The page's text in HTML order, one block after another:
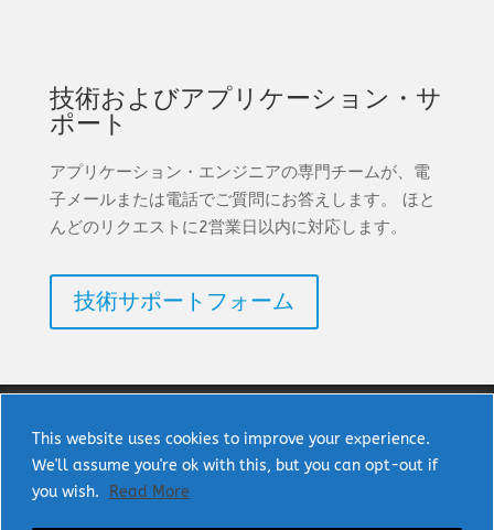
This website uses cookies to improve your experience.
We'll assume you're ok with this, but you can opt-out if
you wish.
Read More
技術およびアプリケーション・サ
ポート
アプリケーション・エンジニアの専門チームが、電
子メールまたは電話でご質問にお答えします。 ほと
んどのリクエストに2営業日以内に対応します。
技術サポートフォーム
著作権 © 2025 uPI Semi Corp. 無断転載を禁じま
す。